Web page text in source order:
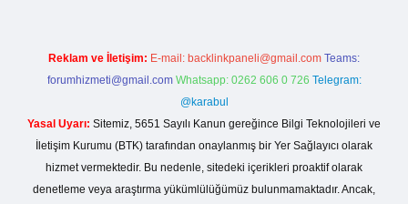
Reklam ve İletişim: E-mail: backlinkpaneli@gmail.com Teams:
forumhizmeti@gmail.com Whatsapp: 0262 606 0 726 Telegram:
@karabul
Yasal Uyarı: Sitemiz, 5651 Sayılı Kanun gereğince Bilgi Teknolojileri ve
İletişim Kurumu (BTK) tarafından onaylanmış bir Yer Sağlayıcı olarak
hizmet vermektedir. Bu nedenle, sitedeki içerikleri proaktif olarak
denetleme veya araştırma yükümlülüğümüz bulunmamaktadır. Ancak,